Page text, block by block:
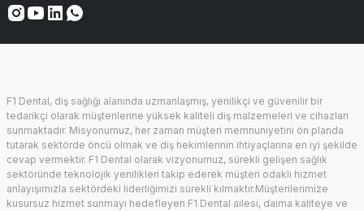
F1 Dental, diş sağlığı alanında uzmanlaşmış, yenilikçi ve güvenilir bir
tedarikçi olarak müşterilerine yüksek kaliteli diş malzemeleri ve cihazları
sunmaktadır. Misyonumuz, her zaman müşteri memnuniyetini ön planda
tutarak sektörde öncü olmak ve diş hekimlerinin ihtiyaçlarına en iyi şekilde
cevap vermektir. F1 Dental olarak vizyonumuz, sürekli gelişen sağlık
sektöründe teknolojik yenilikleri takip ederek müşteri odaklı hizmet
anlayışımızla sektördeki liderliğimizi sürekli kılmaktır.Müşterilerimize
kusursuz hizmet sunmayı hedefleyen F1 Dental ailesi, daima kaliteye ve